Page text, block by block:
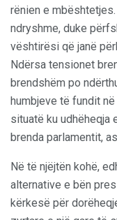
rënien e
ndryshme, duke
vështirësi që janë
Ndërsa tensionet
brendshëm po
humbjeve të fundit
situatë ku
brenda parlamentit,
Në të njëjtën kohë,
alternative e bën
kërkesë për